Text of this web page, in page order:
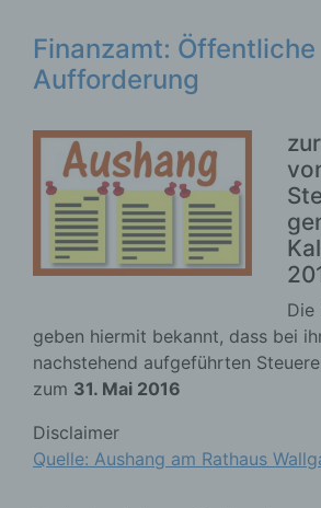
Finanzamt: Öffentliche
Aufforderung
Die
geben hiermit bekannt, dass bei
nachstehend aufgeführten
zum 31. Mai 2016
Disclaimer
Quelle: Aushang am Rathaus